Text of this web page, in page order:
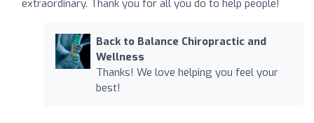
extraordinary. Thank you for all you do to help people!
Back to Balance Chiropractic and
Wellness
Thanks! We love helping you feel your
best!